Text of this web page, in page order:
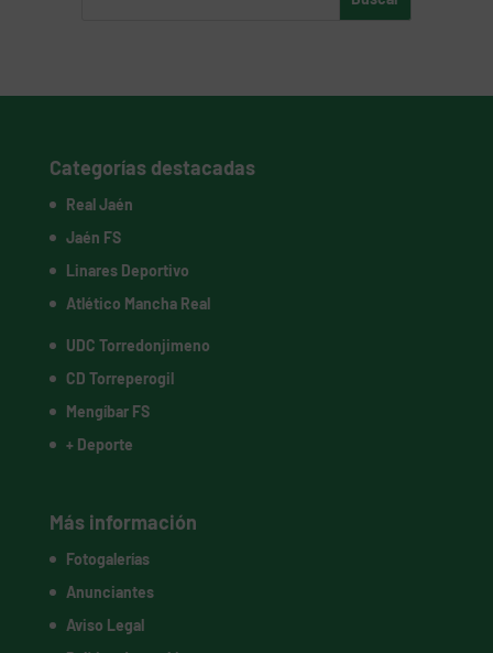
Categorías destacadas
Real Jaén
Jaén FS
Linares Deportivo
Atlético Mancha Real
UDC Torredonjimeno
CD Torreperogil
Mengíbar FS
+ Deporte
Más información
Fotogalerías
Anunciantes
Aviso Legal